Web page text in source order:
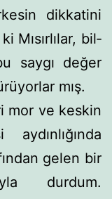
dikkatini
Mısırlılar, bil­
saygı değer
mış.
mor ve keskin
gelen bir
durdum.